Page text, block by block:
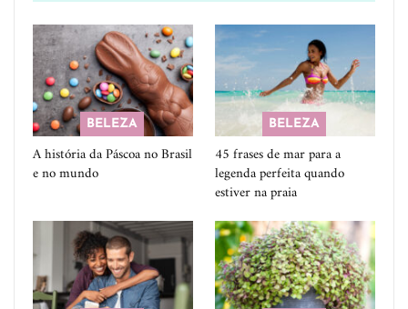
BELEZA
A história da Páscoa no Brasil
e no mundo
BELEZA
45 frases de mar para a
legenda perfeita quando
estiver na praia